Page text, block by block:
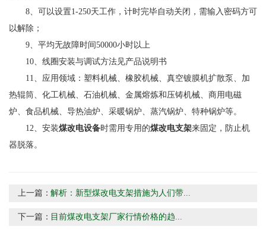
8、可以设置1-250天工作，计时完毕自动关闭，需输入密码方可
以解除；
9、平均无故障时间50000小时以上
10、线圈安装与调试方法见产品说明书
11、应用领域：塑料机械、橡胶机械、真空镀膜机扩散泵、加
热辊筒、化工机械、石油机械、金属熔炼和压铸机械、商用电磁
炉、食品机械、导热油炉、采暖锅炉、蒸汽锅炉、特种锅炉等。
12、安装煤改电设备时需用专用的煤改电支架来固定，防止机
器脱落。
上一篇：解析：新型煤改电支架措施为人们带...
下一篇： 目前煤改电支架厂家行情价格的趋...